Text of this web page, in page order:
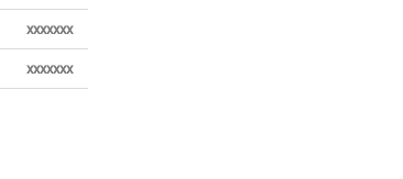
xxxxxxx
xxxxxxx